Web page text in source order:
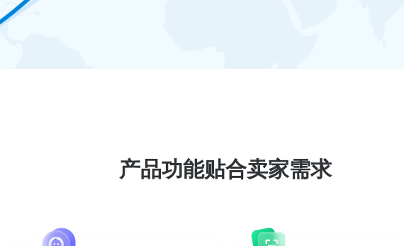
产品功能贴合卖家需求